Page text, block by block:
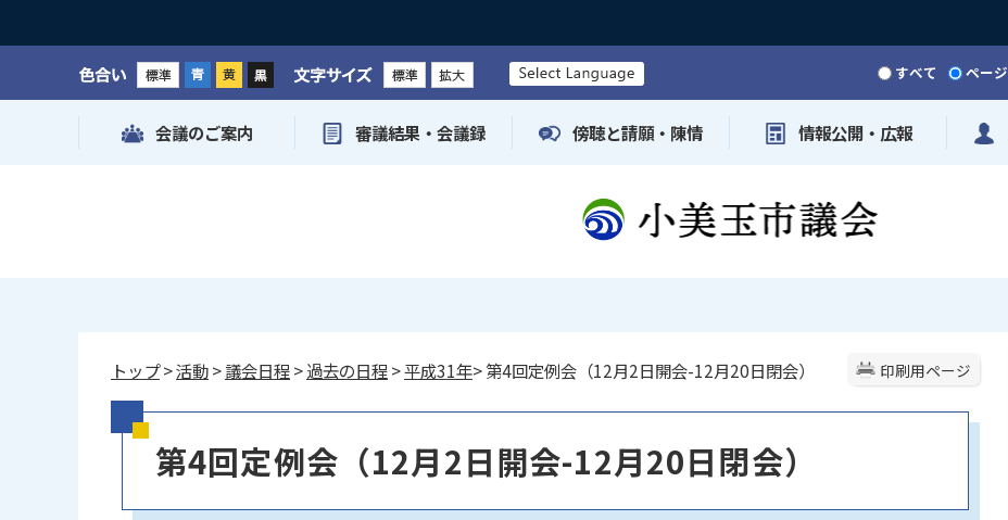
色合い 文字サイズ すべて ページ
会議のご案内 審議結果・会議録 傍聴と請願・陳情 情報公開・広報
印刷用ページ
トップ>活動>議会日程>過去の日程>平成31年> 第4回定例会（12月2日開会-12月20日閉会）
第4回定例会（12月2日開会-12月20日閉会）